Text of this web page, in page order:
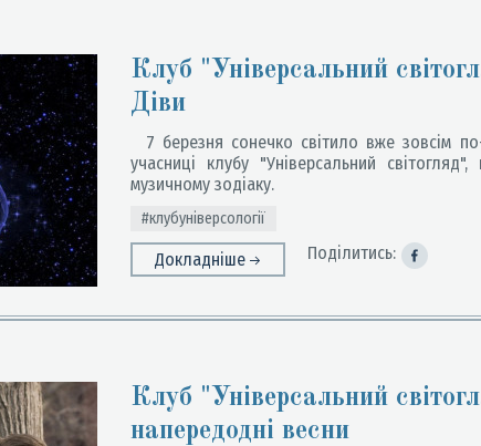
Клуб "Універсальний
Діви
7 березня сонечко світило вже зовсім
учасниці клубу "Універсальний
музичному зодіаку.
#клубуніверсології
Докладніше Поділитись:
Клуб "Універсальний
напередодні весни